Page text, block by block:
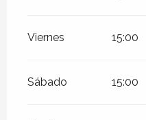
Viernes 15:00
Sábado 15:00